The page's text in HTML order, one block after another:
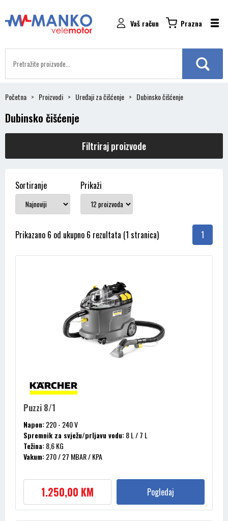
Vaš račun Prazna
Početna Proizvodi Uređaji za čišćenje Dubinsko čišćenje
Dubinsko čišćenje
Filtriraj proizvode
Sortiranje Prikaži
Prikazano 6 od ukupno 6 rezultata (1 stranica) 1
Puzzi 8/1
Napon:220 - 240 V
Spremnik za svježu/prljavu vodu:8 L / 7 L
Težina:8,6 KG
Vakum:270 / 27 MBAR / KPA
1.250,00 KM Pogledaj